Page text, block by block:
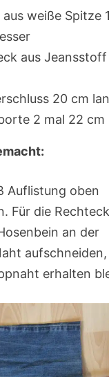
aus weiße Spitze
aus
20 cm
2 mal 22 cm
Auflistung oben
Für die
an der
aufschneiden,
erhalten